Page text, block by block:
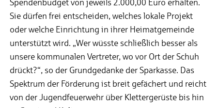
Spendenbudget von jeweils 2.000,00 Euro erhalten.
Sie dürfen frei entscheiden, welches lokale Projekt
oder welche Einrichtung in ihrer Heimatgemeinde
unterstützt wird. „Wer wüsste schließlich besser als
unsere kommunalen Vertreter, wo vor Ort der Schuh
drückt?“, so der Grundgedanke der Sparkasse. Das
Spektrum der Förderung ist breit gefächert und reicht
von der Jugendfeuerwehr über Klettergerüste bis hin